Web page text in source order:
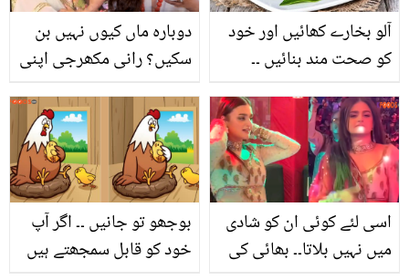
دوبارہ ماں کیوں نہیں بن
سکیں؟ رانی مکھرجی اپنی
جذباتی ہوگئیں
آلو بخارے کھائیں اور خود
کو صحت مند بنائیں ۔۔
حیرت انگیز فوائد
بوجھو تو جانیں ۔۔ اگر آپ
خود کو قابل سمجھتے ہیں
اسی لئے کوئی ان کو شادی
میں نہیں بلاتا۔۔ بھائی کی